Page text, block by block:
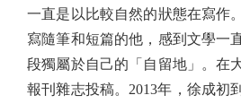
一直是以比較自然的狀態在寫作
寫隨筆和短篇的他，感到文學一
段獨屬於自己的「自留地」。在
報刊雜志投稿。2013年，徐成初